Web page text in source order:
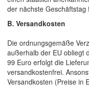
der nächste
B. Versandkosten
Die ordnungsgemäße
außerhalb der EU obliegt
99 Euro erfolgt die
versandkostenfrei.
Versandkosten (Preise in